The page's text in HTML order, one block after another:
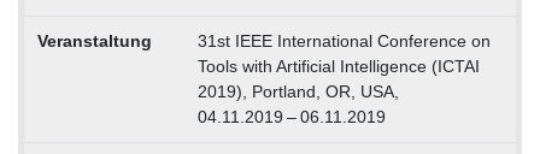
Veranstaltung
31st IEEE International Conference on
Tools with Artificial Intelligence (ICTAI
2019), Portland, OR, USA,
04.11.2019 – 06.11.2019